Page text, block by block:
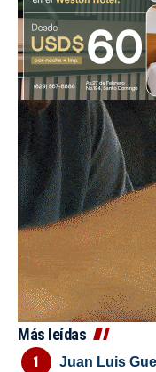
Más leídas
Juan Luis